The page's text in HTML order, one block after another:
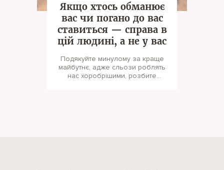
Якщо хтось обманює
вас чи погано до вас
ставиться — справа в
цій людині, а не у вас
Подякуйте минулому за краще
майбутнє, адже сльози роблять
нас хоробрішими, розбите